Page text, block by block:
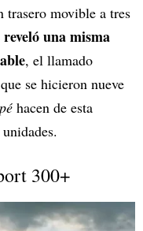
trasero movible a tres
una misma
, el llamado
se hicieron nueve
hacen de esta
300+